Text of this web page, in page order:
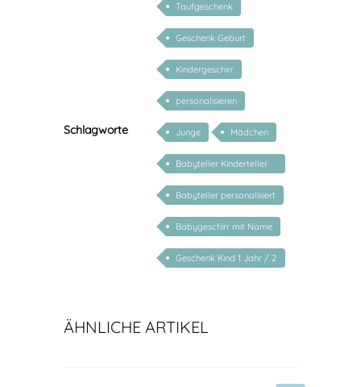
Schlagworte
Taufgeschenk
Geschenk Geburt
Kindergeschirr
personalisieren
Junge Mädchen
Babyteller Kinderteller
Elefant
Babyteller personalisiert
Babygeschirr mit Name
Geschenk Kind 1 Jahr / 2
ÄHNLICHE ARTIKEL